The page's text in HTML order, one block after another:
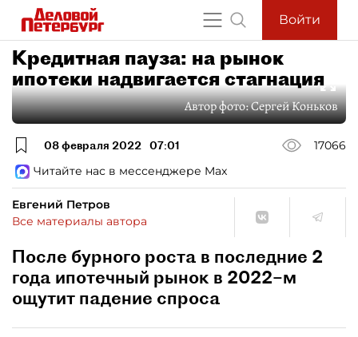
Войти
Кредитная пауза: на рынок
ипотеки надвигается стагнация
Автор фото:Сергей Коньков
08 февраля 2022 07:01
17066
Читайте нас в мессенджере Max
Евгений Петров
Все материалы автора
После бурного роста в последние 2
года ипотечный рынок в 2022–м
ощутит падение спроса